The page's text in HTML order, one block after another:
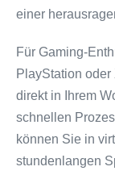
einer
Für Gaming-
PlayStation
direkt in Ihrem
schnellen
können Sie in
stundenlangen